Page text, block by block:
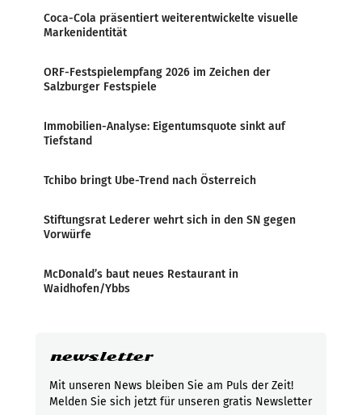
Coca-Cola präsentiert weiterentwickelte visuelle
Markenidentität
ORF-Festspielempfang 2026 im Zeichen der
Salzburger Festspiele
Immobilien-Analyse: Eigentumsquote sinkt auf
Tiefstand
Tchibo bringt Ube-Trend nach Österreich
Stiftungsrat Lederer wehrt sich in den SN gegen
Vorwürfe
McDonald’s baut neues Restaurant in
Waidhofen/Ybbs
newsletter
Mit unseren News bleiben Sie am Puls der Zeit!
Melden Sie sich jetzt für unseren gratis Newsletter